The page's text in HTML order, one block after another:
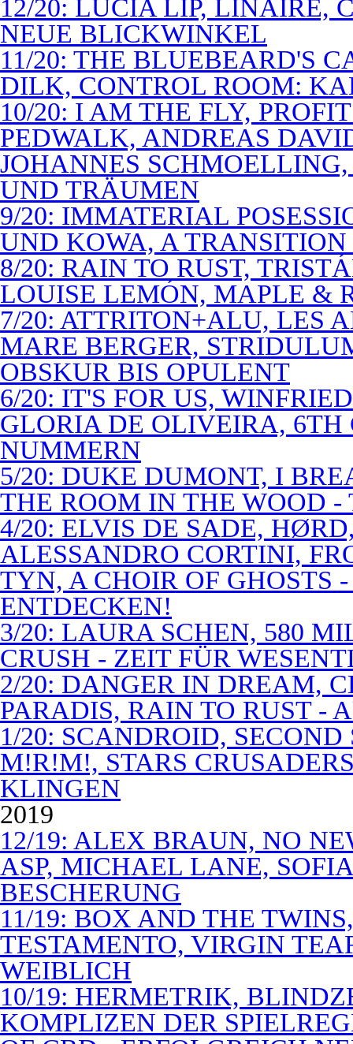
12/20: LUCIA LIP, LINAIRE,
NEUE BLICKWINKEL
11/20: THE BLUEBEARD'S
DILK, CONTROL ROOM:
10/20: I AM THE FLY,
PEDWALK, ANDREAS
JOHANNES
UND TRÄUMEN
9/20: IMMATERIAL
UND KOWA, A
8/20: RAIN TO RUST,
LOUISE LEMÓN, MAPLE &
7/20: ATTRITON+ALU, LES
MARE BERGER,
OBSKUR BIS OPULENT
6/20: IT'S FOR US,
GLORIA DE OLIVEIRA, 6TH
NUMMERN
5/20: DUKE DUMONT, I
THE ROOM IN THE WOOD
4/20: ELVIS DE SADE,
ALESSANDRO CORTINI,
TYN, A CHOIR OF GHOSTS
ENTDECKEN!
3/20: LAURA SCHEN, 580
CRUSH - ZEIT FÜR
2/20: DANGER IN DREAM,
PARADIS, RAIN TO RUST -
1/20: SCANDROID,
M!R!M!, STARS
KLINGEN
2019
12/19: ALEX BRAUN, NO
ASP, MICHAEL LANE,
BESCHERUNG
11/19: BOX AND THE
TESTAMENTO, VIRGIN
WEIBLICH
10/19: HERMETRIK,
KOMPLIZEN DER